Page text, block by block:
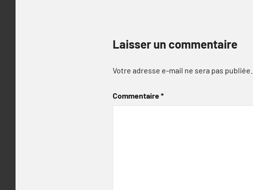
Laisser un commentaire
Votre adresse e-mail ne sera pas publiée.
Commentaire*